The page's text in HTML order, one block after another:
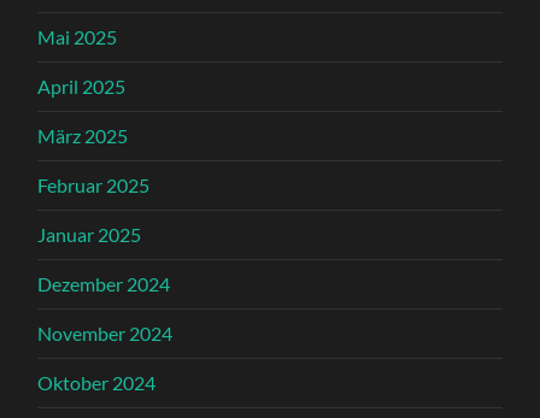
Mai 2025
April 2025
März 2025
Februar 2025
Januar 2025
Dezember 2024
November 2024
Oktober 2024